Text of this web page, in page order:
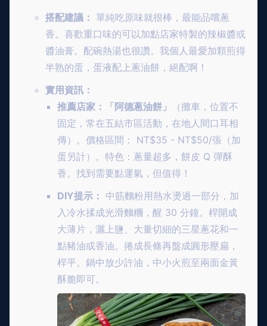
搭配建議： 單純吃原味就很棒，最能品嚐蔥
香。喜歡重口味的可以加點店家特製的辣椒醬或
醬油膏。配碗熱湯也很讚。我個人最愛加顆煎得
半熟的蛋，蛋液配上蔥油餅，絕配啊！
實用資訊：
推薦店家：「阿德蔥油餅」
（攤車，位置不
固定，常在五結市區活動，在地人間口耳相
傳）。價格區間： NT$35 - NT$50/張（加
蛋另計）。特色：蔥量超多，餅皮 Q 彈酥
香。找到需要點運氣，但值得！
DIY提示： 中筋麵粉用熱水燙過一部分，加
入冷水揉成光滑麵糰，醒 30 分鐘。桿開成
大薄片，灑上鹽、大量切細的三星蔥花和一
點豬油或香油。捲成長條再盤成圓形壓扁，
桿平。鍋中放少許油，中小火煎至兩面金黃
酥脆即可。